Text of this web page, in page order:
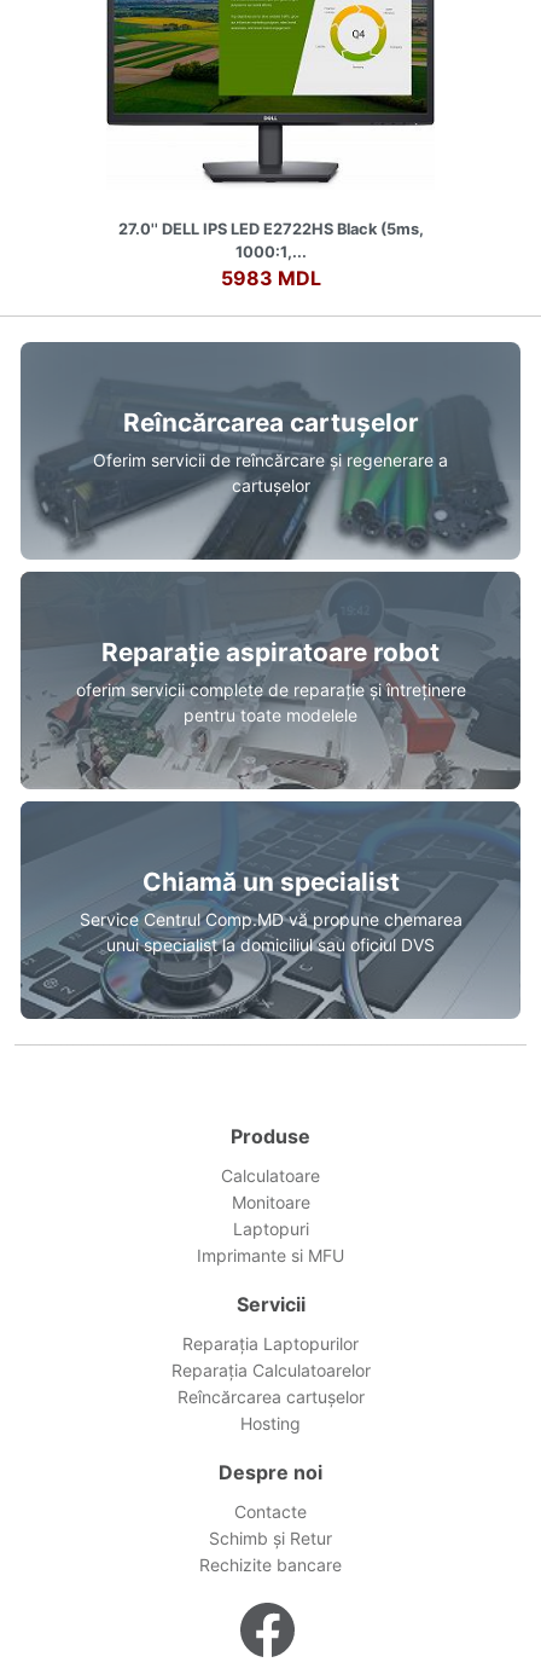
27.0'' DELL IPS LED E2722HS Black (5ms,
1000:1,...
5983 MDL
Reîncărcarea cartușelor
Oferim servicii de reîncărcare și regenerare a
cartușelor
Reparație aspiratoare robot
oferim servicii complete de reparație și întreținere
pentru toate modelele
Chiamă un specialist
Service Centrul Comp.MD vă propune chemarea
unui specialist la domiciliul sau oficiul DVS
Produse
Calculatoare
Monitoare
Laptopuri
Imprimante si MFU
Servicii
Reparația Laptopurilor
Reparația Calculatoarelor
Reîncărcarea cartușelor
Hosting
Despre noi
Contacte
Schimb și Retur
Rechizite bancare